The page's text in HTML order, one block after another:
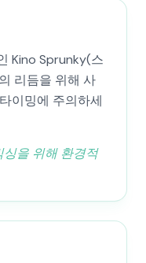
Kino Sprunky(스
리듬을 위해 사
이밍에 주의하세
싱을 위해 환경적